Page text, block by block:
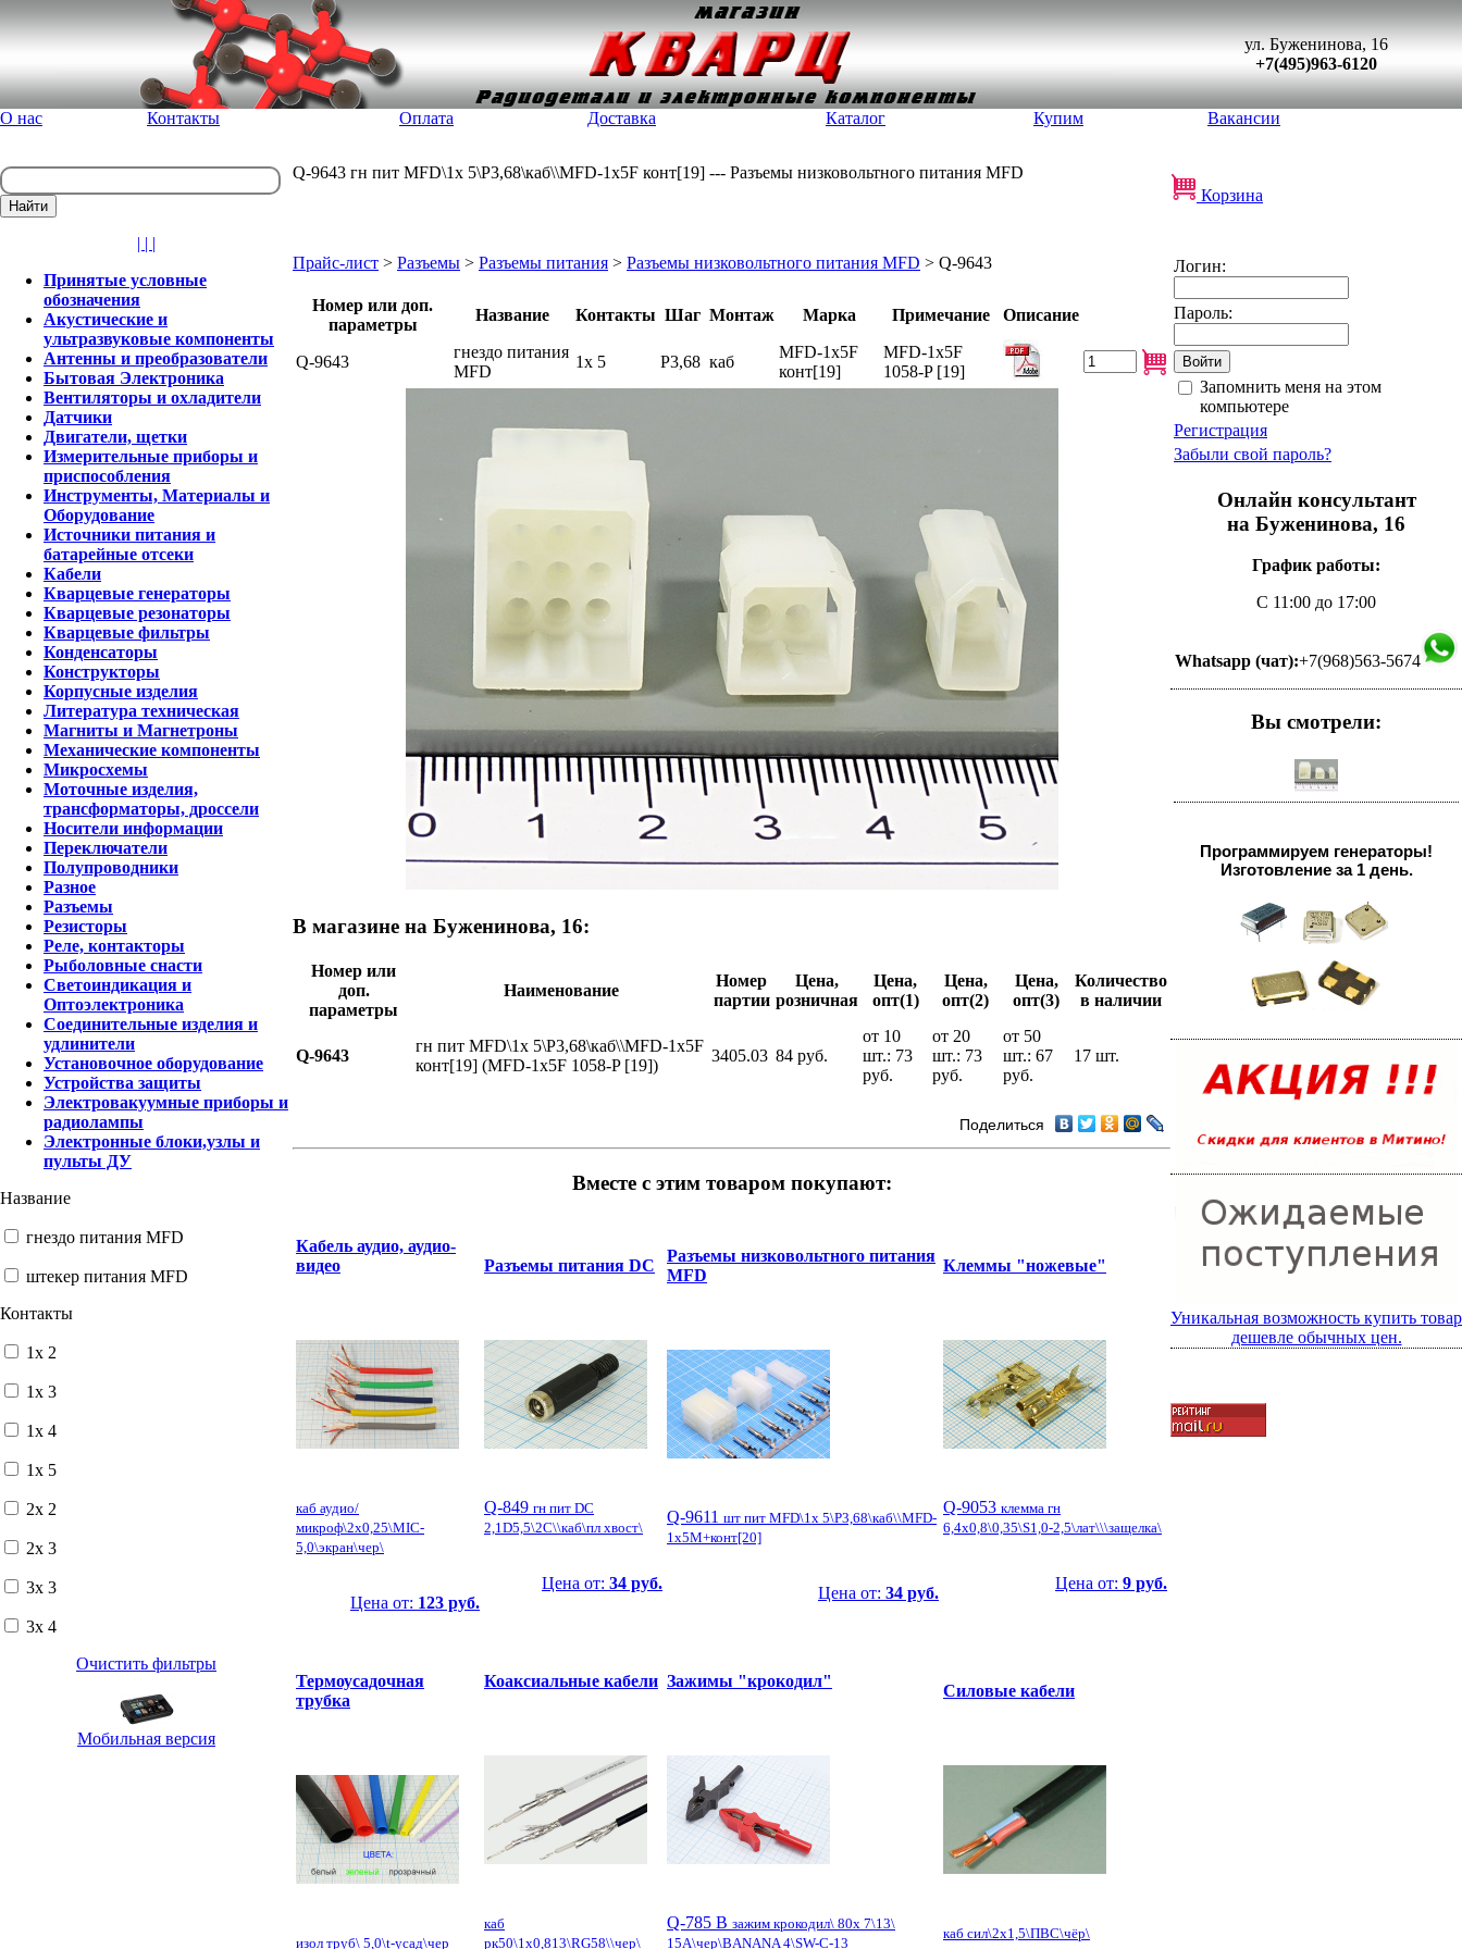
ул. Буженинова, 16
+7(495)963-6120
О нас Контакты Оплата Доставка Каталог Купим Вакансии
Q-9643 гн пит MFD\1x 5\P3,68\каб\\MFD-1x5F конт[19] --- Разъемы низковольтного питания MFD
Корзина
| | |
Принятые условные
обозначения
Акустические и
ультразвуковые компоненты
Антенны и преобразователи
Бытовая Электроника
Вентиляторы и охладители
Датчики
Двигатели, щетки
Измерительные приборы и
приспособления
Инструменты, Материалы и
Оборудование
Источники питания и
батарейные отсеки
Кабели
Кварцевые генераторы
Кварцевые резонаторы
Кварцевые фильтры
Конденсаторы
Конструкторы
Корпусные изделия
Литература техническая
Магниты и Магнетроны
Механические компоненты
Микросхемы
Моточные изделия,
трансформаторы, дроссели
Носители информации
Переключатели
Полупроводники
Разное
Разъемы
Резисторы
Реле, контакторы
Рыболовные снасти
Светоиндикация и
Оптоэлектроника
Соединительные изделия и
удлинители
Установочное оборудование
Устройства защиты
Электровакуумные приборы и
радиолампы
Электронные блоки,узлы и
пульты ДУ
Название
гнездо питания MFD
штекер питания MFD
Контакты
1x 2
1x 3
1x 4
1x 5
2x 2
2x 3
3x 3
3x 4
Очистить фильтры
Мобильная версия
Прайс-лист > Разъемы > Разъемы питания > Разъемы низковольтного питания MFD > Q-9643
Номер или доп.
параметры
Название Контакты Шаг Монтаж Марка Примечание Описание
Q-9643
гнездо питания
MFD
1x 5 P3,68 каб
MFD-1x5F
конт[19]
MFD-1x5F
1058-P [19]
В магазине на Буженинова, 16:
Номер или
доп.
параметры
Наименование
Номер
партии
Цена,
розничная
Цена,
опт(1)
Цена,
опт(2)
Цена,
опт(3)
Количество
в наличии
Q-9643
гн пит MFD\1x 5\P3,68\каб\\MFD-1x5F
конт[19] (MFD-1x5F 1058-P [19])
3405.03 84 руб.
от 10
шт.: 73
руб.
от 20
шт.: 73
руб.
от 50
шт.: 67
руб.
17 шт.
Поделиться
Вместе с этим товаром покупают:
Кабель аудио, аудио-
видео
каб аудио/
микроф\2x0,25\MIC-
5,0\экран\чер\
Цена от: 123 руб.
Разъемы питания DC
Q-849 гн пит DC
2,1D5,5\2C\\каб\пл хвост\
Цена от: 34 руб.
Разъемы низковольтного питания
MFD
Q-9611 шт пит MFD\1x 5\P3,68\каб\\MFD-
1x5M+конт[20]
Цена от: 34 руб.
Клеммы "ножевые"
Q-9053 клемма гн
6,4x0,8\0,35\S1,0-2,5\лат\\\защелка\
Цена от: 9 руб.
Термоусадочная
трубка
изол труб\ 5,0\t-усад\чер
Коаксиальные кабели
каб
рк50\1x0,813\RG58\\чер\
Зажимы "крокодил"
Q-785 B зажим крокодил\ 80x 7\13\
15А\чер\BANANA 4\SW-C-13
Силовые кабели
каб сил\2x1,5\ПВС\чёр\
Логин:
Пароль:
Запомнить меня на этом
компьютере
Регистрация
Забыли свой пароль?
Онлайн консультант
на Буженинова, 16
График работы:
С 11:00 до 17:00
Whatsapp (чат):+7(968)563-5674
Вы смотрели:
Программируем генераторы!
Изготовление за 1 день.
Уникальная возможность купить товар
дешевле обычных цен.